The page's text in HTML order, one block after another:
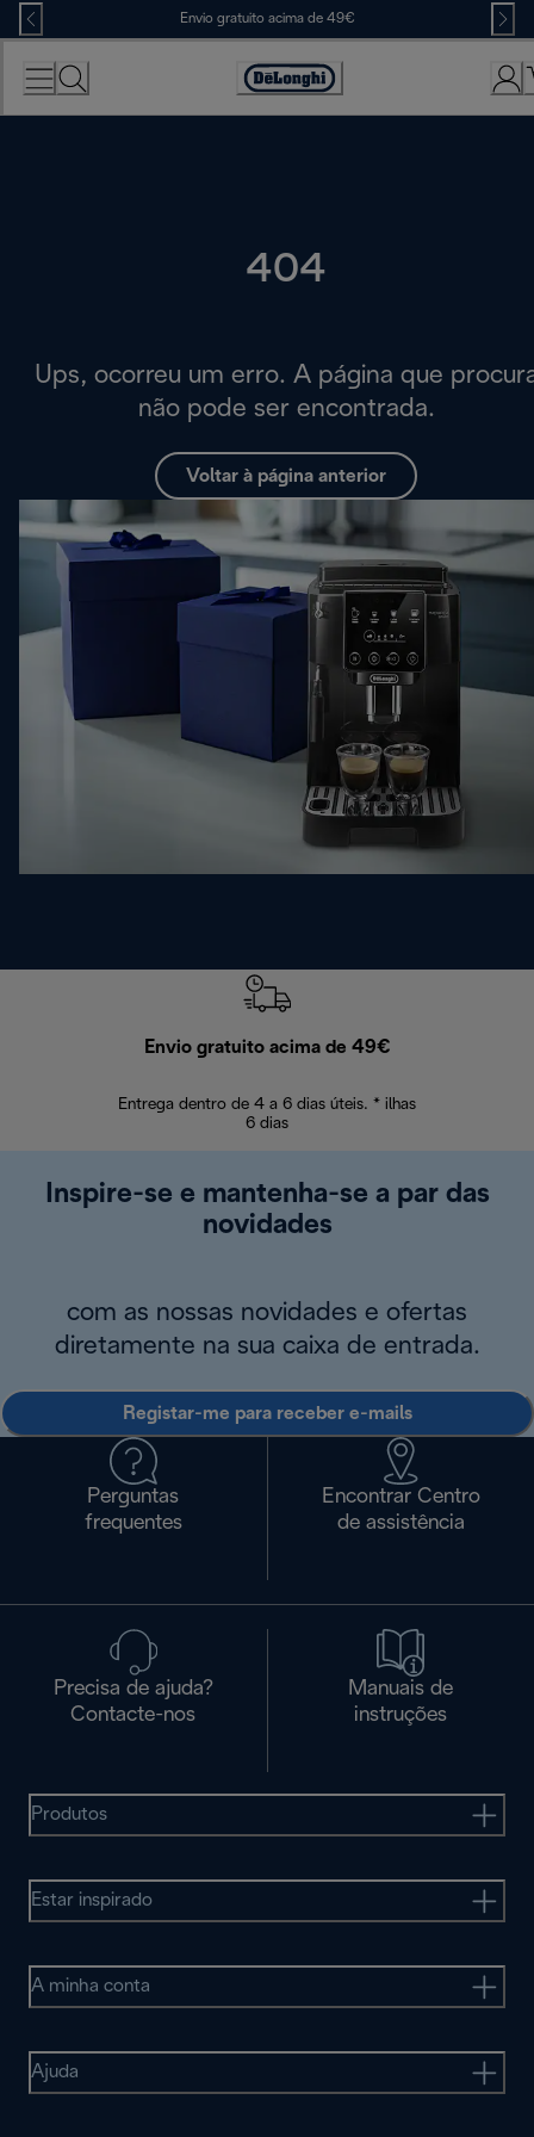
Skip
to
Content
Envio gratuito acima de 49€
Accessibility
Statement
404
Ups, ocorreu um erro. A página que
não pode ser encontrada.
Voltar à página anterior
Envio gratuito acima de 49€
Entrega dentro de 4 a 6 dias úteis. * ilhas
6 dias
Inspire-se e mantenha-se a par das
novidades
com as nossas novidades e ofertas
diretamente na sua caixa de entrada.
Registar-me para receber e-mails
Perguntas
frequentes
Encontrar Centro
de assistência
Precisa de ajuda?
Contacte-nos
Manuais de
instruções
Produtos
Estar inspirado
A minha conta
Ajuda